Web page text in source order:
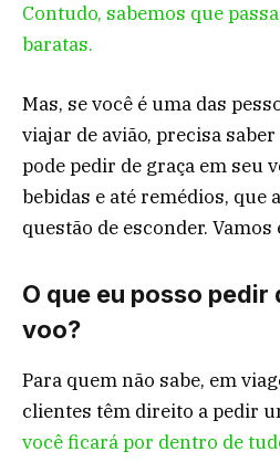
Contudo, sabemos que
baratas.
Mas, se você é uma das
viajar de avião, precisa
pode pedir de graça em seu
bebidas e até remédios, que
questão de esconder.
O que eu posso pedir
voo?
Para quem não sabe, em
clientes têm direito a pedir
você ficará por dentro de